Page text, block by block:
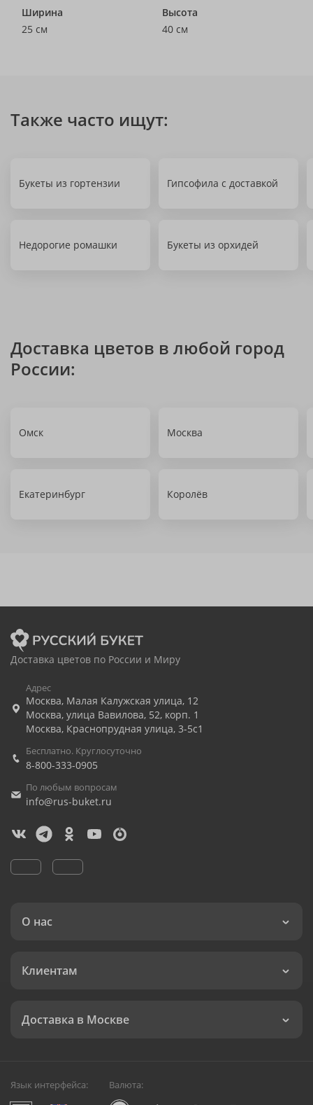
Ширина
25 см
Высота
40 см
Также часто ищут:
Букеты из гортензии Гипсофила с доставкой
Недорогие ромашки Букеты из орхидей
Доставка цветов в любой город
России:
Омск Москва
Екатеринбург Королёв
Доставка цветов по России и Миру
Адрес
Москва, Малая Калужская улица, 12
Москва, улица Вавилова, 52, корп. 1
Москва, Краснопрудная улица, 3-5с1
Бесплатно. Круглосуточно
8-800-333-0905
По любым вопросам
info@rus-buket.ru
О нас
Клиентам
Доставка в Москве
Язык интерфейса: Валюта: